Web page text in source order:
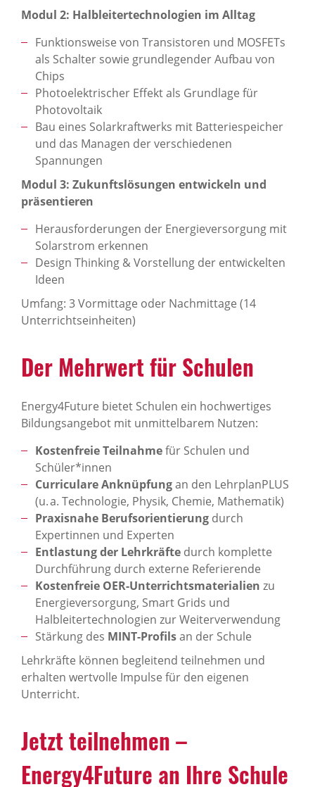
Modul 2: Halbleitertechnologien im Alltag
Funktionsweise von Transistoren und MOSFETs
als Schalter sowie grundlegender Aufbau von
Chips
Photoelektrischer Effekt als Grundlage für
Photovoltaik
Bau eines Solarkraftwerks mit Batteriespeicher
und das Managen der verschiedenen
Spannungen
Modul 3: Zukunftslösungen entwickeln und
präsentieren
Herausforderungen der Energieversorgung mit
Solarstrom erkennen
Design Thinking & Vorstellung der entwickelten
Ideen
Umfang: 3 Vormittage oder Nachmittage (14
Unterrichtseinheiten)
Der Mehr­wert für Schulen
Energy4Future bietet Schulen ein hochwertiges
Bildungsangebot mit unmittelbarem Nutzen:
Kostenfreie Teilnahmefür Schulen und
Schüler*innen
Curriculare Anknüpfungan den LehrplanPLUS
(u. a. Technologie, Physik, Chemie, Mathematik)
Praxisnahe Berufsorientierung durch
Expertinnen und Experten
Entlastung der Lehrkräfte durch komplette
Durchführung durch externe Referierende
Kostenfreie OER-Unterrichtsmaterialien zu
Energieversorgung, Smart Grids und
Halbleitertechnologien zur Weiterverwendung
Stärkung des MINT-Profilsan der Schule
Lehrkräfte können begleitend teilnehmen und
erhalten wertvolle Impulse für den eigenen
Unterricht.
Jetzt teil­nehmen –
Energy4Future an Ihre Schule